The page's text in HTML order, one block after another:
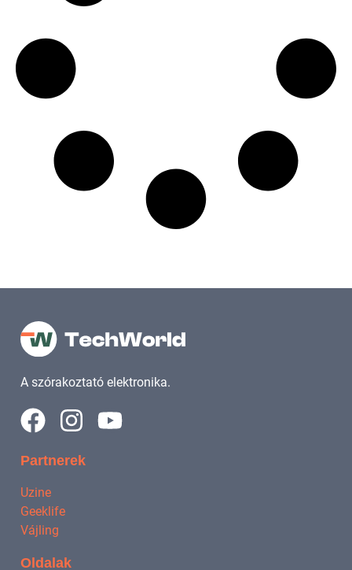
A szórakoztató elektronika.
Partnerek
Uzine
Geeklife
Vájling
Oldalak